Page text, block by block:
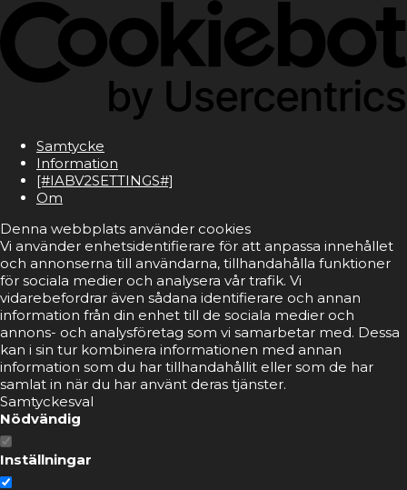
Samtycke
Information
[#IABV2SETTINGS#]
Om
Denna webbplats använder cookies
Vi använder enhetsidentifierare för att anpassa innehållet
och annonserna till användarna, tillhandahålla funktioner
för sociala medier och analysera vår trafik. Vi
vidarebefordrar även sådana identifierare och annan
information från din enhet till de sociala medier och
annons- och analysföretag som vi samarbetar med. Dessa
kan i sin tur kombinera informationen med annan
information som du har tillhandahållit eller som de har
samlat in när du har använt deras tjänster.
Samtyckesval
Nödvändig
Inställningar